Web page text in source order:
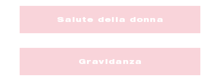
Salute della donna
Gravidanza